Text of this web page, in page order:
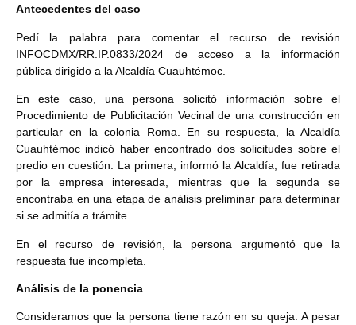
Antecedentes del caso
Pedí la palabra para comentar el recurso de revisión
INFOCDMX/RR.IP.0833/2024 de acceso a la información
pública dirigido a la Alcaldía Cuauhtémoc.
En este caso, una persona solicitó información sobre el
Procedimiento de Publicitación Vecinal de una construcción en
particular en la colonia Roma. En su respuesta, la Alcaldía
Cuauhtémoc indicó haber encontrado dos solicitudes sobre el
predio en cuestión. La primera, informó la Alcaldía, fue retirada
por la empresa interesada, mientras que la segunda se
encontraba en una etapa de análisis preliminar para determinar
si se admitía a trámite.
En el recurso de revisión, la persona argumentó que la
respuesta fue incompleta.
Análisis de la ponencia
Consideramos que la persona tiene razón en su queja. A pesar